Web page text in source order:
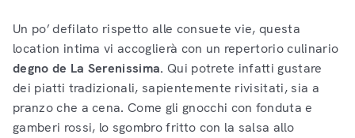
Un po’ defilato rispetto alle consuete vie, questa
location intima vi accoglierà con un repertorio culinario
degno de La Serenissima. Qui potrete infatti gustare
dei piatti tradizionali, sapientemente rivisitati, sia a
pranzo che a cena. Come gli gnocchi con fonduta e
gamberi rossi, lo sgombro fritto con la salsa allo